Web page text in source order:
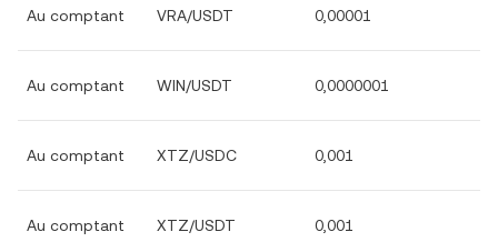
Au comptant VRA/USDT 0,00001
Au comptant WIN/USDT 0,0000001
Au comptant XTZ/USDC 0,001
Au comptant XTZ/USDT 0,001